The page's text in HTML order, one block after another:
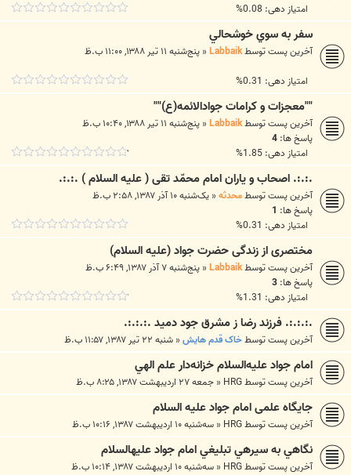
امتیاز دهی: 0.08%
سفر به سوي خوشحالي
آخرین پست توسطLabbaik
« پنج‌شنبه ۱۱ تیر ۱۳۸۸, ۱۱:۰۰ ب.ظ
امتیاز دهی: 0.31%
""معجزات و كرامات جوادالائمه(ع)""
آخرین پست توسطLabbaik
« پنج‌شنبه ۱۱ تیر ۱۳۸۸, ۱۰:۴۰ ب.ظ
پاسخ ها: 4
امتیاز دهی: 1.85%
.:.:. اصحاب و یاران امام محمّد تقی ( علیه السلام ) .:.:.
آخرین پست توسطمحدثه « یک‌شنبه ۱۰ آذر ۱۳۸۷, ۲:۵۸ ب.ظ
پاسخ ها: 1
امتیاز دهی: 0.31%
مختصری از زندگی حضرت جواد (علیه السلام)
آخرین پست توسطLabbaik
« پنج‌شنبه ۷ آذر ۱۳۸۷, ۶:۴۹ ب.ظ
پاسخ ها: 3
امتیاز دهی: 1.31%
.:.:.:. فرزند رضا ز مشرق جود دميد .:.:.:.
آخرین پست توسطخاک قدم هايش « شنبه ۲۲ تیر ۱۳۸۷, ۱۱:۵۷ ب.ظ
امام جواد عليه‌السلام خزانه‌دار علم الهي
آخرین پست توسطHRG
« جمعه ۲۷ اردیبهشت ۱۳۸۷, ۸:۲۵ ب.ظ
جایگاه علمی امام جواد علیه السلام
آخرین پست توسطHRG
« سه‌شنبه ۱۰ اردیبهشت ۱۳۸۷, ۱۰:۱۶ ب.ظ
نگاهي به سيره‏ي تبليغي امام جواد عليه‏السلام
آخرین پست توسطHRG
« سه‌شنبه ۱۰ اردیبهشت ۱۳۸۷, ۱۰:۱۴ ب.ظ